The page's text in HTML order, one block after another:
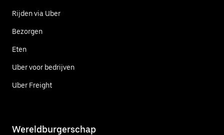
Rijden via Uber
Bezorgen
Eten
Uber voor bedrijven
Uber Freight
Wereldburgerschap